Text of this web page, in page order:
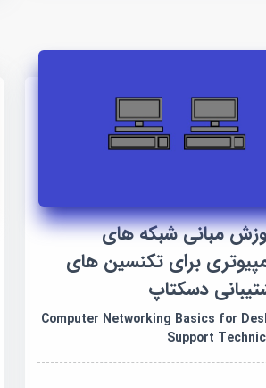
مبانی شبکه های
برای تکنسین های
دسکتاپ
Computer Networking Basics for
Support